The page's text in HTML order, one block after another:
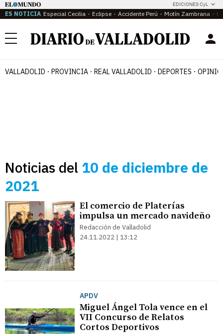
EDICIONES CyL
ES NOTICIA Especial Cecilia Eclipse Accidente Perú Motín Zambrana
Menú
VALLADOLID PROVINCIA REAL VALLADOLID DEPORTES
Noticias del 10 de diciembre de
2021
El comercio de Platerías
impulsa un mercado navideño
Redacción de Valladolid
24.11.2022 | 13:12
APDV
Miguel Ángel Tola vence en el
VII Concurso de Relatos
Cortos Deportivos